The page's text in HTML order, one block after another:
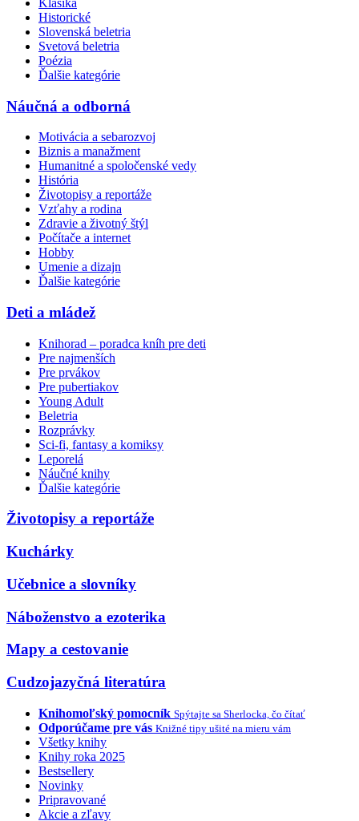
Historické
Slovenská beletria
Svetová beletria
Poézia
Ďalšie kategórie
Náučná a odborná
Motivácia a sebarozvoj
Biznis a manažment
Humanitné a spoločenské vedy
História
Životopisy a reportáže
Vzťahy a rodina
Zdravie a životný štýl
Počítače a internet
Hobby
Umenie a dizajn
Ďalšie kategórie
Deti a mládež
Knihorad – poradca kníh pre deti
Pre najmenších
Pre prvákov
Pre pubertiakov
Young Adult
Beletria
Rozprávky
Sci-fi, fantasy a komiksy
Leporelá
Náučné knihy
Ďalšie kategórie
Životopisy a reportáže
Kuchárky
Učebnice a slovníky
Náboženstvo a ezoterika
Mapy a cestovanie
Cudzojazyčná literatúra
Knihomoľský pomocník Spýtajte sa Sherlocka, čo čítať
Odporúčame pre vás Knižné tipy ušité na mieru vám
Všetky knihy
Knihy roka 2025
Bestsellery
Novinky
Pripravované
Akcie a zľavy